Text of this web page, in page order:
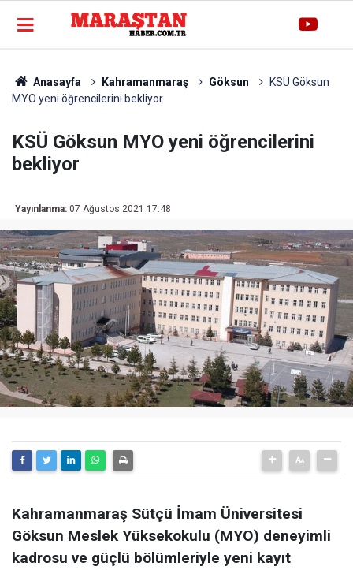
Anasayfa Kahramanmaraş Göksun
KSÜ Göksun
MYO yeni öğrencilerini bekliyor
KSÜ Göksun MYO yeni öğrencilerini
bekliyor
Yayınlanma: 07 Ağustos 2021 17:48
Kahramanmaraş Sütçü İmam Üniversitesi
Göksun Meslek Yüksekokulu (MYO) deneyimli
kadrosu ve güçlü bölümleriyle yeni kayıt